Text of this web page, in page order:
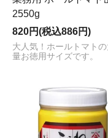
2550g
820円(税込886円)
大人気！ホールトマトの
量お徳用サイズです。